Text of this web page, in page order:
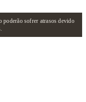
poderão sofrer atrasos devido